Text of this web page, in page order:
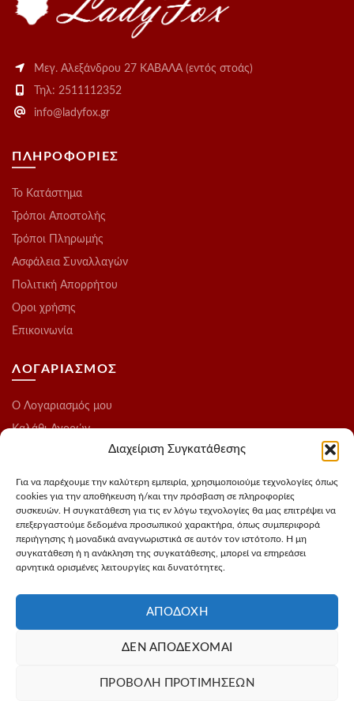
Διαχείριση Συγκατάθεσης
Για να παρέχουμε την καλύτερη εμπειρία, χρησιμοποιούμε τεχνολογίες όπως
cookies για την αποθήκευση ή/και την πρόσβαση σε πληροφορίες
συσκευών. Η συγκατάθεση για τις εν λόγω τεχνολογίες θα μας επιτρέψει να
επεξεργαστούμε δεδομένα προσωπικού χαρακτήρα, όπως συμπεριφορά
περιήγησης ή μοναδικά αναγνωριστικά σε αυτόν τον ιστότοπο. Η μη
συγκατάθεση ή η ανάκληση της συγκατάθεσης, μπορεί να επηρεάσει
αρνητικά ορισμένες λειτουργίες και δυνατότητες.
ΑΠΟΔΟΧΉ
ΔΕΝ ΑΠΟΔΈΧΟΜΑΙ
ΠΡΟΒΟΛΉ ΠΡΟΤΙΜΉΣΕΩΝ
Μεγ. Αλεξάνδρου 27 ΚΑΒΑΛΑ (εντός στοάς)
Τηλ: 2511112352
info@ladyfox.gr
ΠΛΗΡΟΦΟΡΙΕΣ
Το Kατάστημα
Τρόποι Αποστολής
Τρόποι Πληρωμής
Ασφάλεια Συναλλαγών
Πολιτική Απορρήτου
Οροι χρήσης
Επικοινωνία
ΛΟΓΑΡΙΑΣΜΟΣ
O Λογαριασμός μου
Καλάθι Αγορών
Ολοκλήρωση Παραγγελίας
Blog
ΑΚΟΛΟΥΘΗΣΤΕ ΜΑΣ
Instagram
FaceBook
MyIP